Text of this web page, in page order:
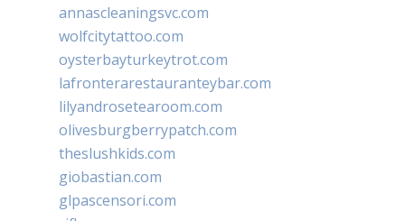
annascleaningsvc.com
wolfcitytattoo.com
oysterbayturkeytrot.com
lafronterarestauranteybar.com
lilyandrosetearoom.com
olivesburgberrypatch.com
theslushkids.com
giobastian.com
glpascensori.com